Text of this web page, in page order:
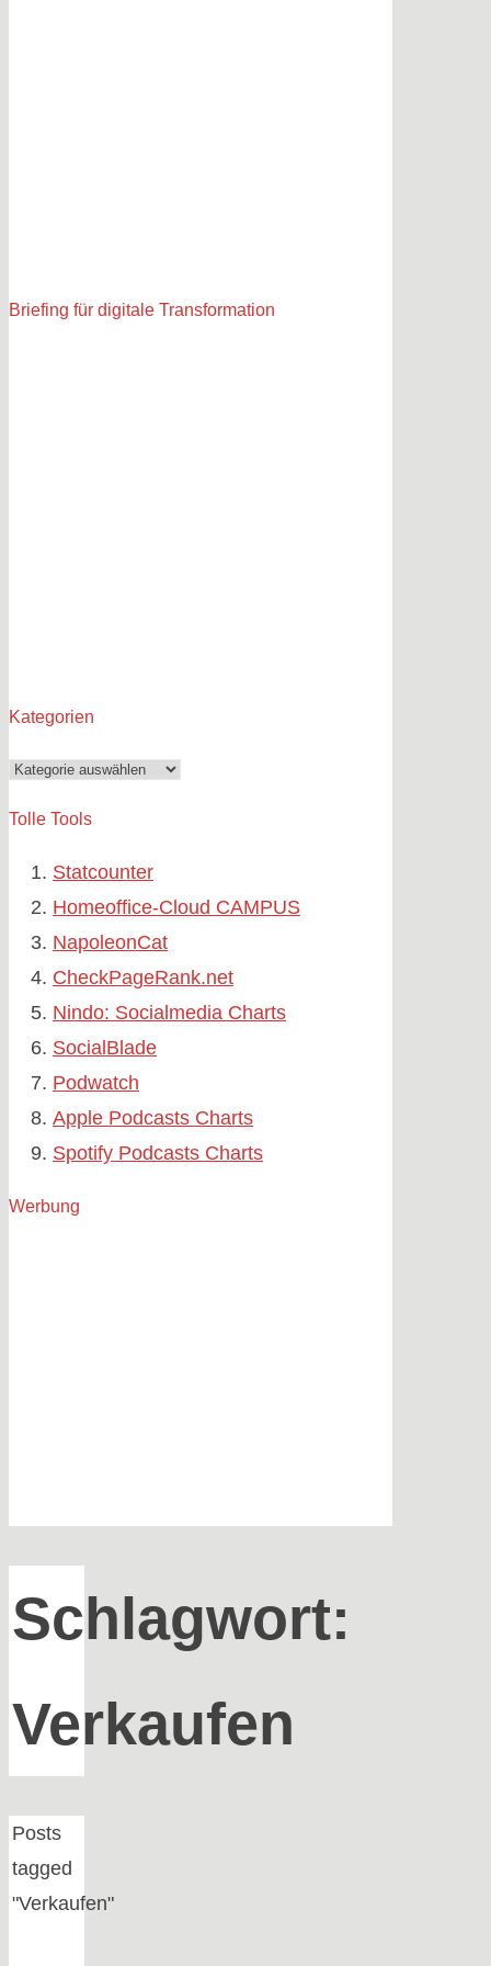
Briefing für digitale Transformation
Kategorien
Kategorien
Tolle Tools
Statcounter
Homeoffice-Cloud CAMPUS
NapoleonCat
CheckPageRank.net
Nindo: Socialmedia Charts
SocialBlade
Podwatch
Apple Podcasts Charts
Spotify Podcasts Charts
Werbung
Schlagwort:
Verkaufen
Home
Posts
tagged
"Verkaufen"